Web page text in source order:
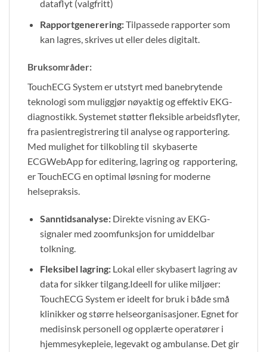
dataflyt (valgfritt)
Rapportgenerering:Tilpassede rapporter som
kan lagres, skrives ut eller deles digitalt.
Bruksområder:
TouchECG System er utstyrt med banebrytende
teknologi som muliggjør nøyaktig og effektiv EKG-
diagnostikk. Systemet støtter fleksible arbeidsflyter,
fra pasientregistrering til analyse og rapportering.
Med mulighet for tilkobling til skybaserte
ECGWebApp for editering, lagring og rapportering,
er TouchECG en optimal løsning for moderne
helsepraksis.
Sanntidsanalyse: Direkte visning av EKG-
signaler med zoomfunksjon for umiddelbar
tolkning.
Fleksibel lagring: Lokal eller skybasert lagring av
data for sikker tilgang.Ideell for ulike miljøer:
TouchECG System er ideelt for bruk i både små
klinikker og større helseorganisasjoner. Egnet for
medisinsk personell og opplærte operatører i
hjemmesykepleie, legevakt og ambulanse. Det gir